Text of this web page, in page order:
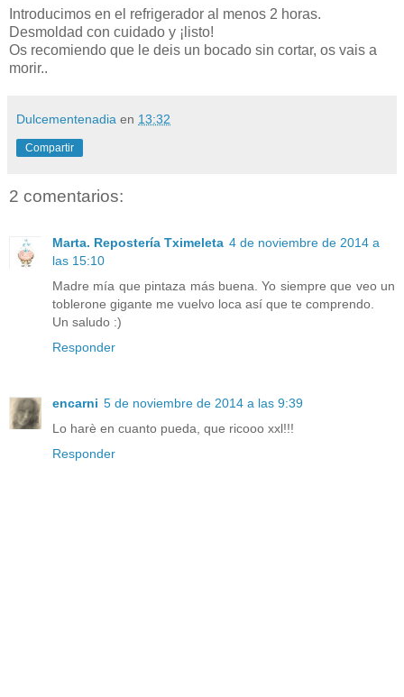
Introducimos en el refrigerador al menos 2 horas.
Desmoldad con cuidado y ¡listo!
Os recomiendo que le deis un bocado sin cortar, os vais a
morir..
Dulcementenadia en 13:32
Compartir
2 comentarios:
Marta. Repostería Tximeleta 4 de noviembre de 2014 a
las 15:10
Madre mía que pintaza más buena. Yo siempre que veo un
toblerone gigante me vuelvo loca así que te comprendo.
Un saludo :)
Responder
encarni 5 de noviembre de 2014 a las 9:39
Lo harè en cuanto pueda, que ricooo xxl!!!
Responder